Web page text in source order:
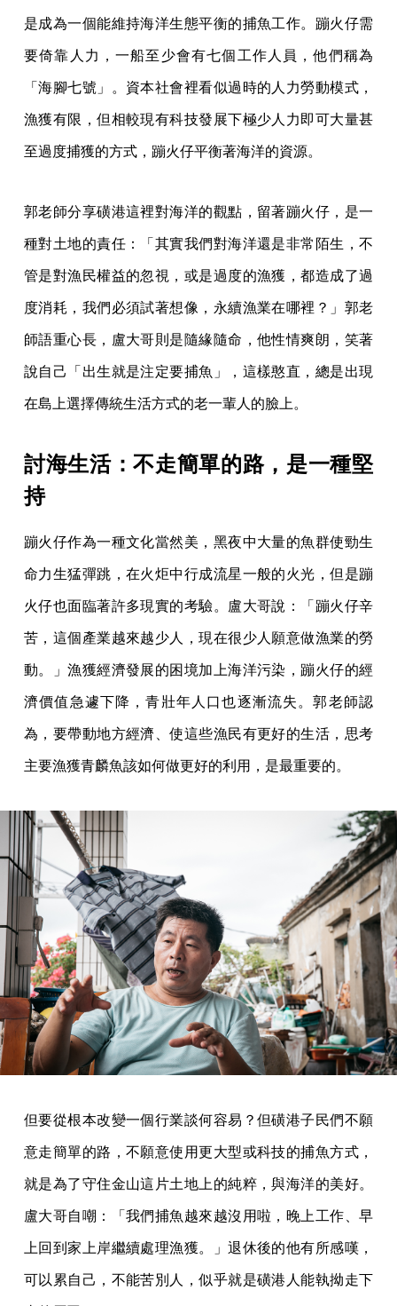
是成為一個能維持海洋生態平衡的捕魚工作。蹦火仔需
要倚靠人力，一船至少會有七個工作人員，他們稱為
「海腳七號」。資本社會裡看似過時的人力勞動模式，
漁獲有限，但相較現有科技發展下極少人力即可大量甚
至過度捕獲的方式，蹦火仔平衡著海洋的資源。
郭老師分享磺港這裡對海洋的觀點，留著蹦火仔，是一
種對土地的責任：「其實我們對海洋還是非常陌生，不
管是對漁民權益的忽視，或是過度的漁獲，都造成了過
度消耗，我們必須試著想像，永續漁業在哪裡？」郭老
師語重心長，盧大哥則是隨緣隨命，他性情爽朗，笑著
說自己「出生就是注定要捕魚」，這樣憨直，總是出現
在島上選擇傳統生活方式的老一輩人的臉上。
討海生活：不走簡單的路，是一種堅
持
蹦火仔作為一種文化當然美，黑夜中大量的魚群使勁生
命力生猛彈跳，在火炬中行成流星一般的火光，但是蹦
火仔也面臨著許多現實的考驗。盧大哥說：「蹦火仔辛
苦，這個產業越來越少人，現在很少人願意做漁業的勞
動。」漁獲經濟發展的困境加上海洋污染，蹦火仔的經
濟價值急遽下降，青壯年人口也逐漸流失。郭老師認
為，要帶動地方經濟、使這些漁民有更好的生活，思考
主要漁獲青麟魚該如何做更好的利用，是最重要的。
但要從根本改變一個行業談何容易？但磺港子民們不願
意走簡單的路，不願意使用更大型或科技的捕魚方式，
就是為了守住金山這片土地上的純粹，與海洋的美好。
盧大哥自嘲：「我們捕魚越來越沒用啦，晚上工作、早
上回到家上岸繼續處理漁獲。」退休後的他有所感嘆，
可以累自己，不能苦別人，似乎就是磺港人能執拗走下